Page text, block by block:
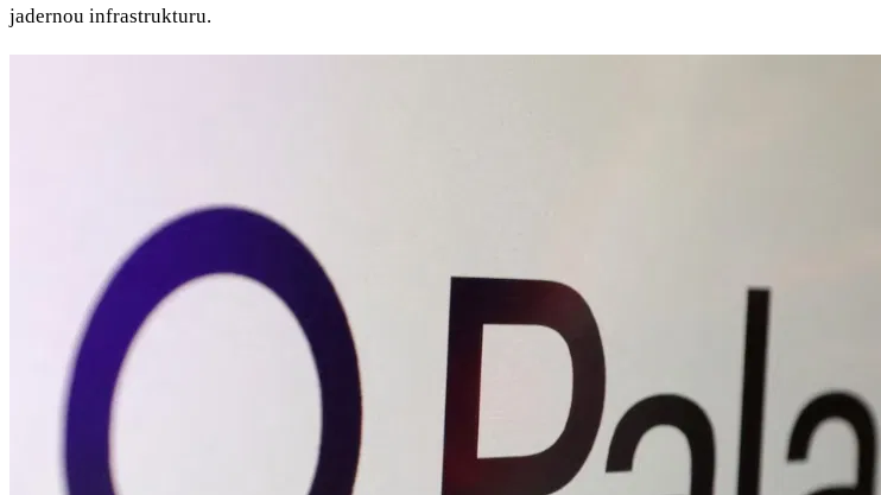
jadernou infrastrukturu.